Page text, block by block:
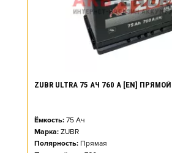
ZUBR ULTRA 75 АЧ 760 А [EN] ПРЯМОЙ
Ёмкость: 75 Ач
Марка: ZUBR
Полярность: Прямая